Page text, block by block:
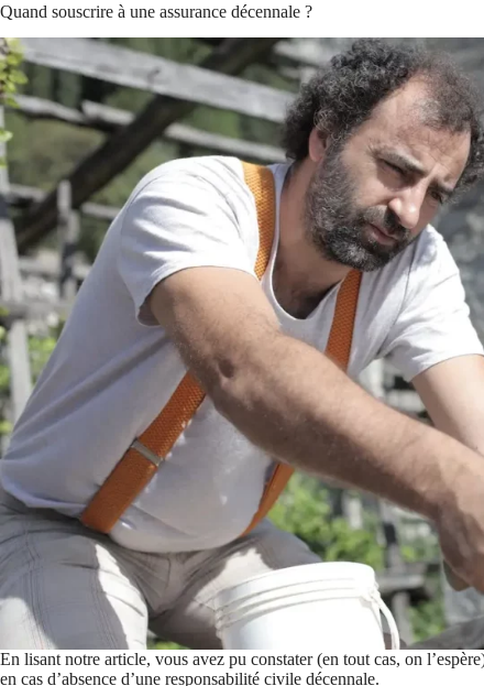
Quand souscrire à une assurance décennale ?
En lisant notre article, vous avez pu constater (en tout cas, on
en cas d’absence d’une responsabilité civile décennale.